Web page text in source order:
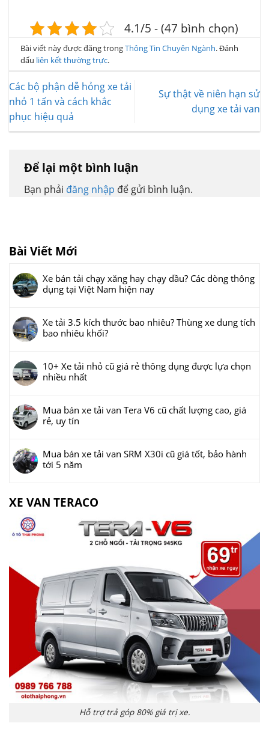
4.1/5 - (47 bình chọn)
Bài viết này được đăng trongThông Tin Chuyên Ngành. Đánh
dấu liên kết thường trực.
Các bộ phận dễ hỏng xe tải
nhỏ 1 tấn và cách khắc
phục hiệu quả
Sự thật về niên hạn sử
dụng xe tải van
Để lại một bình luận
Bạn phải đăng nhập để gửi bình luận.
Bài Viết Mới
Xe bán tải chạy xăng hay chạy dầu? Các dòng thông
dụng tại Việt Nam hiện nay
Xe tải 3.5 kích thước bao nhiêu? Thùng xe dung tích
bao nhiêu khối?
10+ Xe tải nhỏ cũ giá rẻ thông dụng được lựa chọn
nhiều nhất
Mua bán xe tải van Tera V6 cũ chất lượng cao, giá
rẻ, uy tín
Mua bán xe tải van SRM X30i cũ giá tốt, bảo hành
tới 5 năm
XE VAN TERACO
Hỗ trợ trả góp 80% giá trị xe.